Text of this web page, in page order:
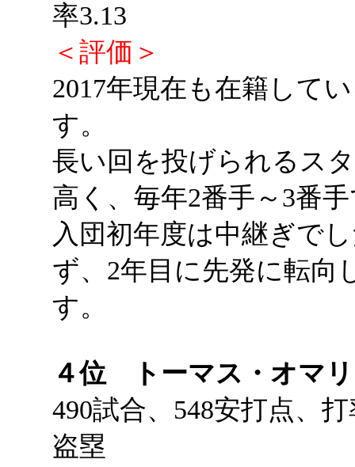
率3.13
＜評価＞
2017年現在も在籍して
す。
長い回を投げられるス
高く、毎年2番手～3番
入団初年度は中継ぎで
ず、2年目に先発に転向
す。
４位 トーマス・オマ
490試合、548安打点、
盗塁